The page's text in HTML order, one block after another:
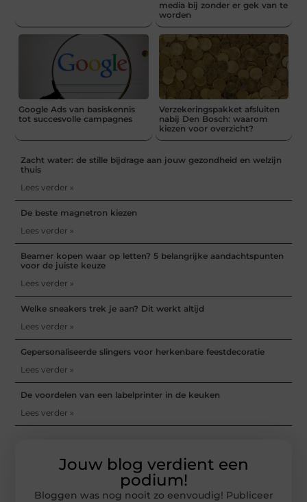
media bij zonder er gek van te
worden
Google Ads van basiskennis
tot succesvolle campagnes
Verzekeringspakket afsluiten
nabij Den Bosch: waarom
kiezen voor overzicht?
Zacht water: de stille bijdrage aan jouw gezondheid en welzijn
thuis
Lees verder »
De beste magnetron kiezen
Lees verder »
Beamer kopen waar op letten? 5 belangrijke aandachtspunten
voor de juiste keuze
Lees verder »
Welke sneakers trek je aan? Dit werkt altijd
Lees verder »
Gepersonaliseerde slingers voor herkenbare feestdecoratie
Lees verder »
De voordelen van een labelprinter in de keuken
Lees verder »
Jouw blog verdient een
podium!
Bloggen was nog nooit zo eenvoudig! Publiceer